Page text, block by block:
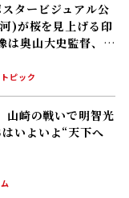
タービジュアル公
)が桜を見上げる印
奥山大史監督、語
度後期放送
トピック
崎の戦いで明智光
いよいよ“天下へ